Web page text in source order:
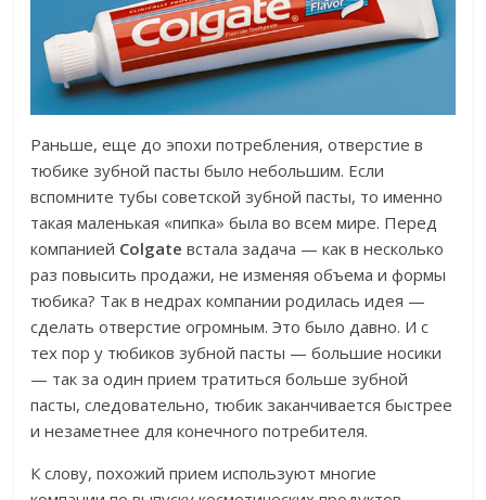
Раньше, еще до эпохи потребления, отверстие в
тюбике зубной пасты было небольшим. Если
вспомните тубы советской зубной пасты, то именно
такая маленькая «пипка» была во всем мире. Перед
компанией Colgate встала задача — как в несколько
раз повысить продажи, не изменяя объема и формы
тюбика? Так в недрах компании родилась идея —
сделать отверстие огромным. Это было давно. И с
тех пор у тюбиков зубной пасты — большие носики
— так за один прием тратиться больше зубной
пасты, следовательно, тюбик заканчивается быстрее
и незаметнее для конечного потребителя.
К слову, похожий прием используют многие